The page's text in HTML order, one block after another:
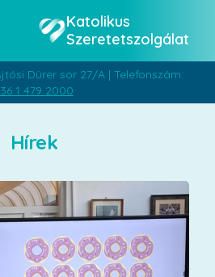
Katolikus
Szeretetszolgálat
Dürer sor 27/A | Telefonszám:
1 479 2000
Hírek